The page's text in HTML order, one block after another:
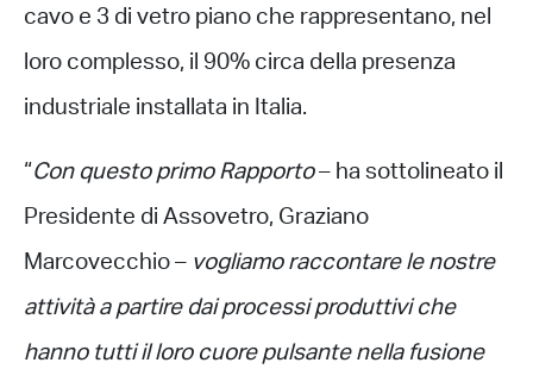
cavo e 3 di vetro piano che rappresentano, nel
loro complesso, il 90% circa della presenza
industriale installata in Italia.
“Con questo primo Rapporto– ha sottolineato il
Presidente di Assovetro, Graziano
Marcovecchio – vogliamo raccontare le nostre
attività a partire dai processi produttivi che
hanno tutti il loro cuore pulsante nella fusione